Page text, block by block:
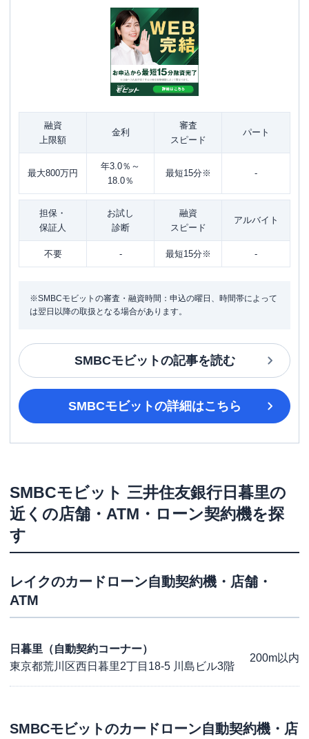
融資
上限額
金利
審査
スピード
パート
最大800万円
年3.0％～
18.0％
最短15分※ -
担保・
保証人
お試し
診断
融資
スピード
アルバイト
不要 - 最短15分※ -
※SMBCモビットの審査・融資時間：申込の曜日、時間帯によって
は翌日以降の取扱となる場合があります。
SMBCモビットの記事を読む
SMBCモビットの詳細はこちら
SMBCモビット 三井住友銀行日暮里の
近くの店舗・ATM・ローン契約機を探
す
レイクのカードローン自動契約機・店舗・
ATM
日暮里（自動契約コーナー）
東京都荒川区西日暮里2丁目18-5 川島ビル3階
200m以内
SMBCモビットのカードローン自動契約機・店